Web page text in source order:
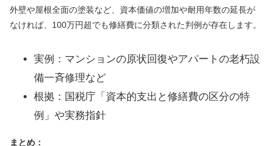
外壁や屋根全面の塗装など、資本価値の増加や耐用年数の延長が
なければ、100万円超でも修繕費に分類された判例が存在します。
実例：マンションの原状回復やアパートの老朽設
備一斉修理など
根拠：国税庁「資本的支出と修繕費の区分の特
例」や実務指針
まとめ：